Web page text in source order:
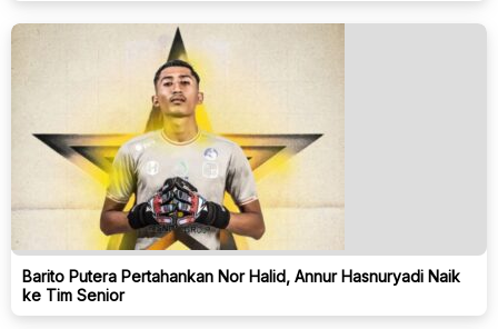
Barito Putera Pertahankan Nor Halid, Annur Hasnuryadi Naik
ke Tim Senior